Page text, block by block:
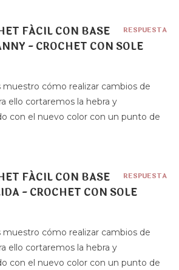
FÁCIL CON BASE
- CROCHET CON SOLE
muestro cómo realizar cambios de
ello cortaremos la hebra y
con el nuevo color con un punto de
RESPUESTA
FÁCIL CON BASE
- CROCHET CON SOLE
muestro cómo realizar cambios de
ello cortaremos la hebra y
con el nuevo color con un punto de
RESPUESTA